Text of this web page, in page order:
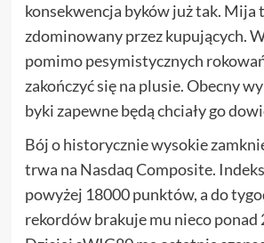
konsekwencja byków już tak. Mija
zdominowany przez kupujących.
pomimo pesymistycznych
zakończyć się na plusie. Obecny
byki zapewne będą chciały go
Bój o historycznie wysokie
trwa na Nasdaq Composite.
powyżej 18000 punktów, a do
rekordów brakuje mu nieco ponad